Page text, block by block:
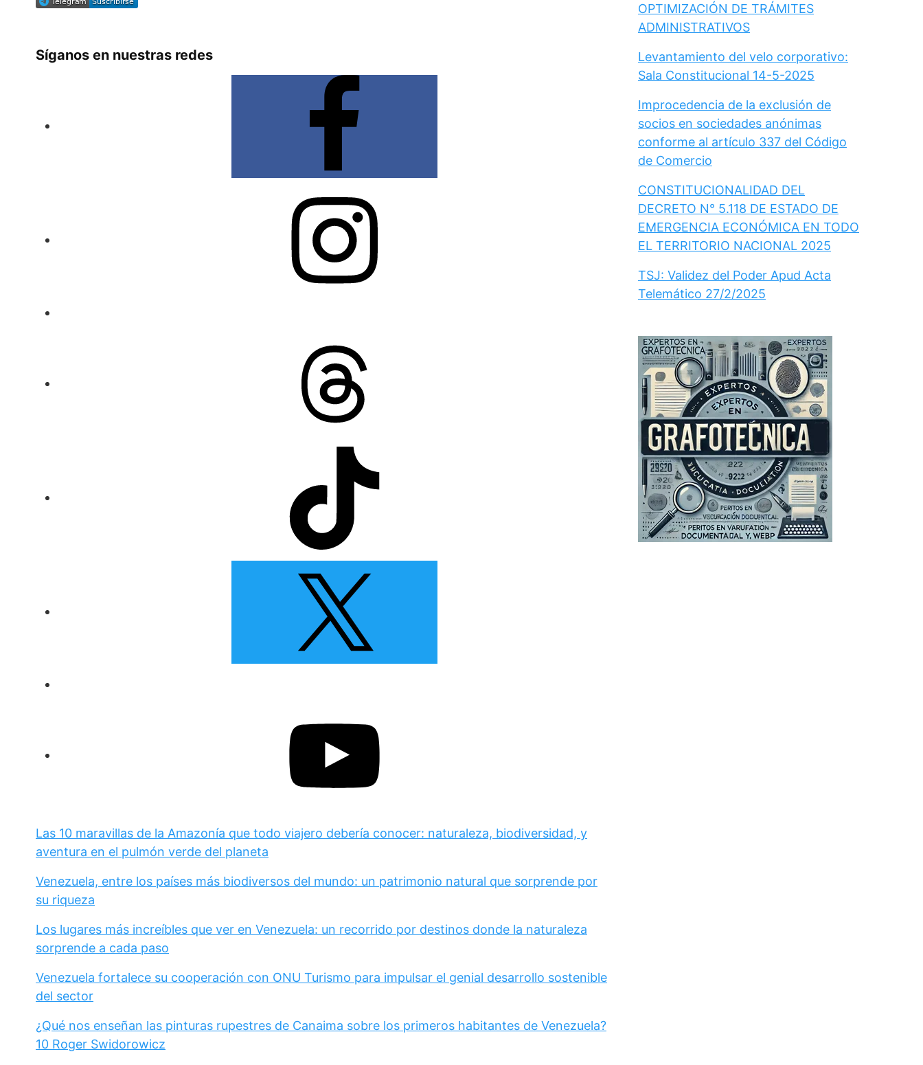
Síganos en nuestras redes
Las 10 maravillas de la Amazonía que todo viajero debería conocer: naturaleza, biodiversidad, y
aventura en el pulmón verde del planeta
Venezuela, entre los países más biodiversos del mundo: un patrimonio natural que sorprende por
su riqueza
Los lugares más increíbles que ver en Venezuela: un recorrido por destinos donde la naturaleza
sorprende a cada paso
Venezuela fortalece su cooperación con ONU Turismo para impulsar el genial desarrollo sostenible
del sector
¿Qué nos enseñan las pinturas rupestres de Canaima sobre los primeros habitantes de Venezuela?
10 Roger Swidorowicz
OPTIMIZACIÓN DE TRÁMITES
ADMINISTRATIVOS
Levantamiento del velo corporativo:
Sala Constitucional 14-5-2025
Improcedencia de la exclusión de
socios en sociedades anónimas
conforme al artículo 337 del Código
de Comercio
CONSTITUCIONALIDAD DEL
DECRETO N° 5.118 DE ESTADO DE
EMERGENCIA ECONÓMICA EN TODO
EL TERRITORIO NACIONAL 2025
TSJ: Validez del Poder Apud Acta
Telemático 27/2/2025